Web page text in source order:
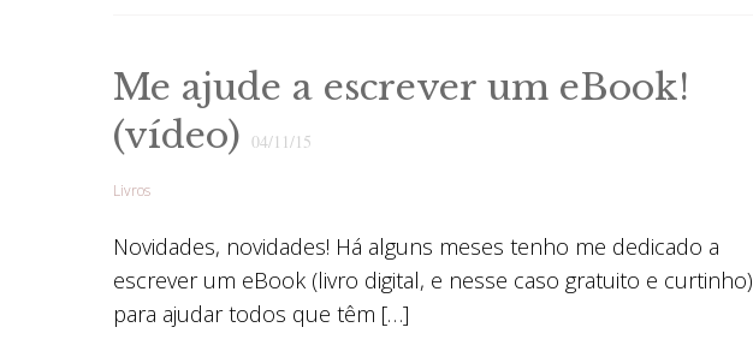
Me ajude a escrever um eBook!
(vídeo)04/11/15
Livros
Novidades, novidades! Há alguns meses tenho me dedicado a
escrever um eBook (livro digital, e nesse caso gratuito e curtinho)
para ajudar todos que têm […]